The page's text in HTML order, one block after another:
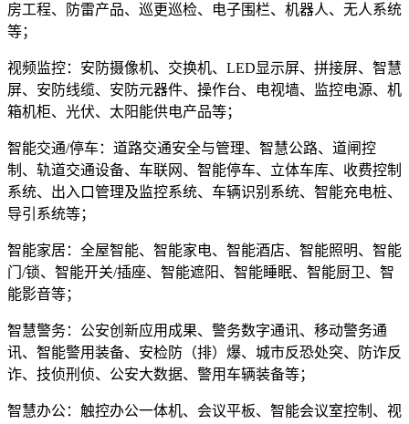
房工程、防雷产品、巡更巡检、电子围栏、机器人、无人系统
等；
视频监控：安防摄像机、交换机、LED显示屏、拼接屏、智慧
屏、安防线缆、安防元器件、操作台、电视墙、监控电源、机
箱机柜、光伏、太阳能供电产品等；
智能交通/停车：道路交通安全与管理、智慧公路、道闸控
制、轨道交通设备、车联网、智能停车、立体车库、收费控制
系统、出入口管理及监控系统、车辆识别系统、智能充电桩、
导引系统等；
智能家居：全屋智能、智能家电、智能酒店、智能照明、智能
门/锁、智能开关/插座、智能遮阳、智能睡眠、智能厨卫、智
能影音等；
智慧警务：公安创新应用成果、警务数字通讯、移动警务通
讯、智能警用装备、安检防（排）爆、城市反恐处突、防诈反
诈、技侦刑侦、公安大数据、警用车辆装备等；
智慧办公：触控办公一体机、会议平板、智能会议室控制、视